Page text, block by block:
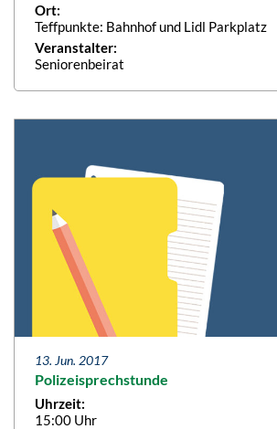
Ort:
Teffpunkte: Bahnhof und Lidl Parkplatz
Veranstalter:
Seniorenbeirat
13. Jun. 2017
Polizeisprechstunde
Uhrzeit:
15:00 Uhr